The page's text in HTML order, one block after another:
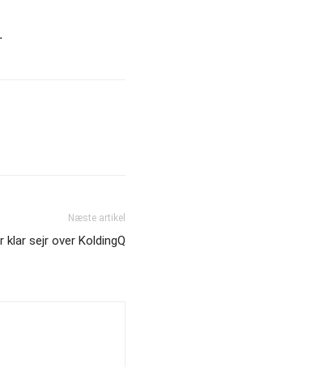
Næste artikel
klar sejr over KoldingQ